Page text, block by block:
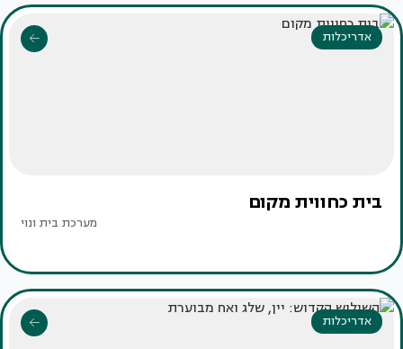
אדריכלות
בית כחווית מקום
מערכת בית ונוי
אדריכלות